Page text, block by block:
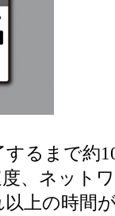
るまで約
度、ネット
上の時間